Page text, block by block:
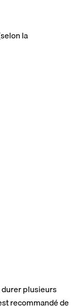
la
plusieurs
recommandé de